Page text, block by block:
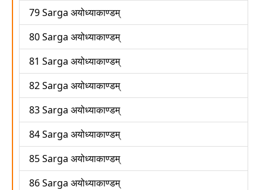
79 Sarga अयोध्याकाण्डम्
80 Sarga अयोध्याकाण्डम्
81 Sarga अयोध्याकाण्डम्
82 Sarga अयोध्याकाण्डम्
83 Sarga अयोध्याकाण्डम्
84 Sarga अयोध्याकाण्डम्
85 Sarga अयोध्याकाण्डम्
86 Sarga अयोध्याकाण्डम्